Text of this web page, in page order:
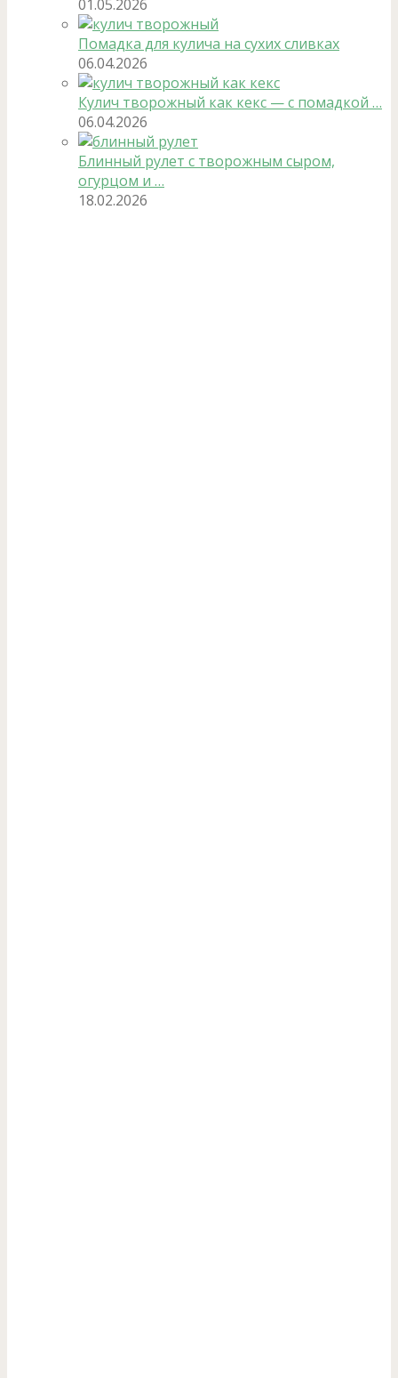
01.05.2026
Помадка для кулича на сухих сливках
06.04.2026
Кулич творожный как кекс — с помадкой …
06.04.2026
Блинный рулет с творожным сыром,
огурцом и …
18.02.2026